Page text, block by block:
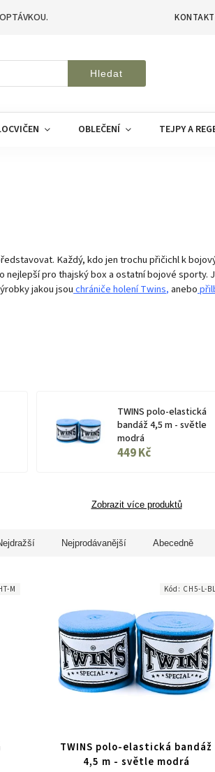
Hledat
OBLEČENÍ TEJPY A
Každý, kdo jen trochu přičichl k
pro thajský box a ostatní bojové sporty.
jakou jsouchrániče holení Twins,anebo
TWINS polo-elastická
bandáž 4,5 m - světle
modrá
449 Kč
Zobrazit více produktů
Nejprodávanější Abecedně
M
TWINS polo-elastická bandáž
4,5 m - světle modrá
Kód: CH5-L-